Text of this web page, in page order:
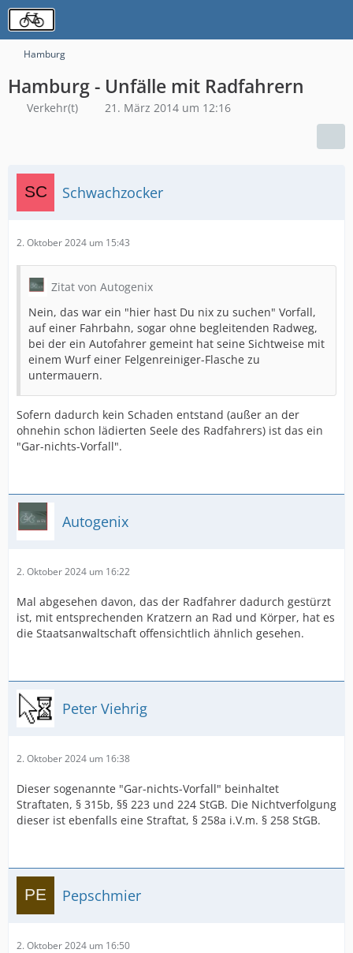
Hamburg
Hamburg - Unfälle mit Radfahrern
Verkehr(t) 21. März 2014 um 12:16
Schwachzocker
2. Oktober 2024 um 15:43
Zitat von Autogenix
Nein, das war ein "hier hast Du nix zu suchen" Vorfall,
auf einer Fahrbahn, sogar ohne begleitenden Radweg,
bei der ein Autofahrer gemeint hat seine Sichtweise mit
einem Wurf einer Felgenreiniger-Flasche zu
untermauern.
Sofern dadurch kein Schaden entstand (außer an der
ohnehin schon lädierten Seele des Radfahrers) ist das ein
"Gar-nichts-Vorfall".
Autogenix
2. Oktober 2024 um 16:22
Mal abgesehen davon, das der Radfahrer dadurch gestürzt
ist, mit entsprechenden Kratzern an Rad und Körper, hat es
die Staatsanwaltschaft offensichtlich ähnlich gesehen.
Peter Viehrig
2. Oktober 2024 um 16:38
Dieser sogenannte "Gar-nichts-Vorfall" beinhaltet
Straftaten, § 315b, §§ 223 und 224 StGB. Die Nichtverfolgung
dieser ist ebenfalls eine Straftat, § 258a i.V.m. § 258 StGB.
Pepschmier
2. Oktober 2024 um 16:50